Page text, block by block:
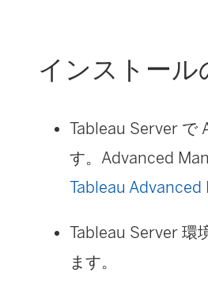
インストール
Tableau Server で
す。 Advanced
Tableau
Tableau Server 環
ます。